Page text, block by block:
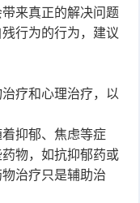
来真正的解决问题
行为的行为，建议
疗和心理治疗，以
抑郁、焦虑等症
物，如抗抑郁药或
治疗只是辅助治